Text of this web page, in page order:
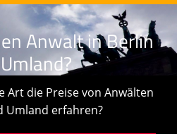
Anwalt in Berlin
Art die Preise von Anwälten
Umland erfahren?